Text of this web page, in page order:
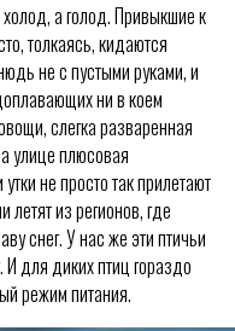
а голод. Привыкшие к
толкаясь, кидаются
не с пустыми руками, и
ни в коем
слегка разваренная
улице плюсовая
не просто так прилетают
летят из регионов, где
снег. У нас же эти птичьи
для диких птиц гораздо
режим питания.